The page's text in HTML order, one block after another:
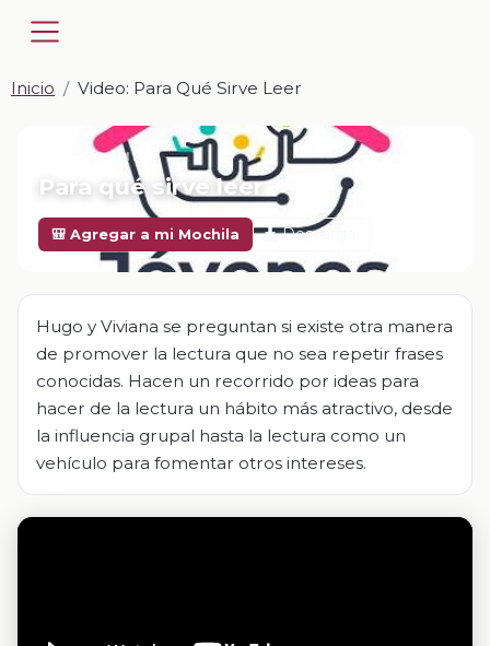
Inicio Video: Para Qué Sirve Leer
📎 VIDEO · MP4
Para qué sirve leer
🎒 Agregar a mi Mochila Descargar
Hugo y Viviana se preguntan si existe otra manera
de promover la lectura que no sea repetir frases
conocidas. Hacen un recorrido por ideas para
hacer de la lectura un hábito más atractivo, desde
la influencia grupal hasta la lectura como un
vehículo para fomentar otros intereses.